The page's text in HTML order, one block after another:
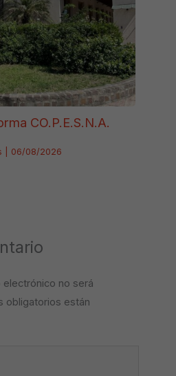
CO.P.E.S.N.A.
06/08/2026
no será
obligatorios están